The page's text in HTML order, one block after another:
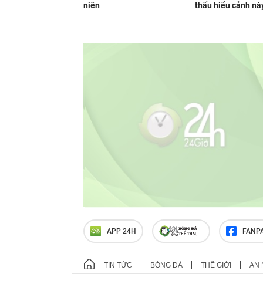
niên
thấu hiểu cảnh
APP 24H
TIN TỨC BÓNG ĐÁ THẾ GIỚI AN